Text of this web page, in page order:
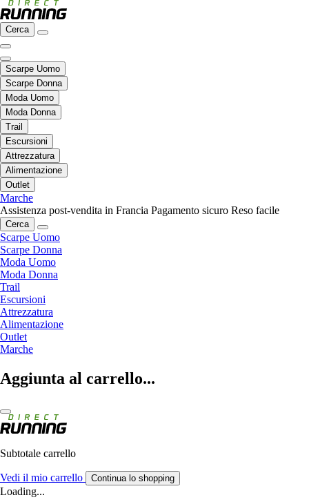
Cerca
Scarpe Uomo
Scarpe Donna
Moda Uomo
Moda Donna
Trail
Escursioni
Attrezzatura
Alimentazione
Outlet
Marche
Assistenza post-vendita in Francia Pagamento sicuro Reso facile
Cerca
Scarpe Uomo
Scarpe Donna
Moda Uomo
Moda Donna
Trail
Escursioni
Attrezzatura
Alimentazione
Outlet
Marche
Aggiunta al carrello...
Subtotale carrello
Vedi il mio carrello Continua lo shopping
Loading...